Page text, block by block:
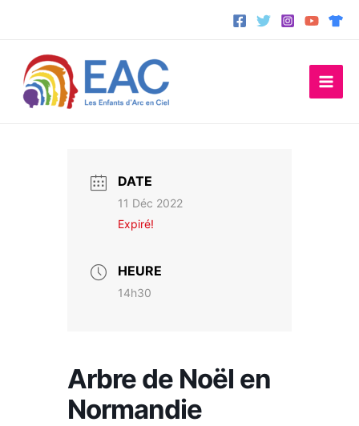
contenu
DATE
11 Déc 2022
Expiré!
HEURE
14h30
Arbre de Noël en
Normandie